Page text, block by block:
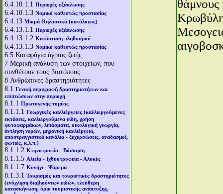
6.4.10.1.1 Περιοχές εξάπλωσης
6.4.10.1.3 Νομικό καθεστώς προστασίας
6.4.13 Μικρά Θηλαστικά (κατάλογος)
6.4.13.1.1 Περιοχές εξάπλωσης
6.4.13.1.2 Κατάσταση πληθυσμού
6.4.13.1.3 Νομικό καθεστώς προστασίας
6.5 Καταφύγια άγριας ζωής
7 Μερική ανάλυση των στοιχείων, που
συνθέτουν τους βιοτόπους
8 Ανθρώπινες δραστηριότητες
8.1 Γενική περιγραφή δραστηριοτήτων και
επιπτώσεων στην περιοχή
8.1.1 Πρωτογενής τομέας
8.1.1.1 Γεωργικές καλλιέργειες (καλλιεργούμενες
εκτάσεις, καλλιεργούμενα είδη, χρήση
φυτοφαρμάκων, λιπάσματα, οικολογική γεωργία,
άντληση νερών, μηχανική καλλιέργεια,
αποστραγγιστικά κανάλια - ξεχερσώσεις, αναδασμοί,
φωτιές, κ.λ.π.)
8.1.1.2 Κτηνοτροφία - Βόσκηση
8.1.1.5 Αλιεία - Ιχθυοτροφεία - Αλυκές
8.1.1.7 Κυνήγι - Ψάρεμα
8.1.3.1 Τουρισμός και τουριστικές δραστηριότητες
(ενόχληση διαβιούντων ειδών, ελεύθερη
κατασκήνωση, όριο τουριστικής ανάπτυξης,